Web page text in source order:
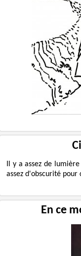
Il y a assez de
assez d'obscurité
En ce